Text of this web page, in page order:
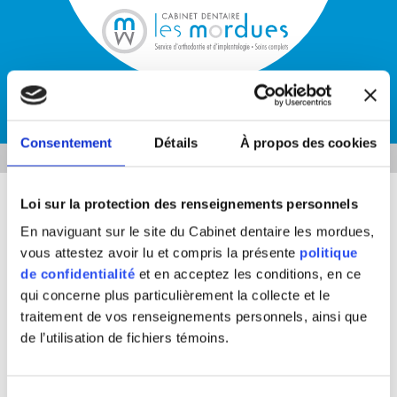
Consentement Détails À propos des cookies
Loi sur la protection des renseignements personnels
En naviguant sur le site du Cabinet dentaire les mordues,
vous attestez avoir lu et compris la présente politique
de confidentialité et en acceptez les conditions, en ce
qui concerne plus particulièrement la collecte et le
traitement de vos renseignements personnels, ainsi que
de l’utilisation de fichiers témoins.
418 230.0001
NOS SERVICES
IMPLANTS DENTAIRES
ESTHÉTIQUE
MÉTAMORPHOSE DENTAIRE
PARODONTIE
DÉPISTAGE DU CANCER BUCCAL
RESTAURATION EN CÉRAMIQUE (CEREC)
DÉTECTER LES LÉSIONS DOUTEUSES
À notre clinique dentaire, nous possédons un appareil de haute
technologie appelé le Système Velscope (technologie développée
par la Société canadienne du cancer). En plus de faire un examen
visuel et tactile de votre bouche, nous utilisons cet appareil afin de
visualiser des lésions suspectes souvent avant même qu'elles ne